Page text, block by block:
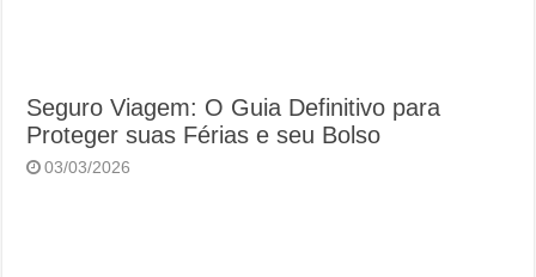
Seguro Viagem: O Guia Definitivo para
Proteger suas Férias e seu Bolso
03/03/2026